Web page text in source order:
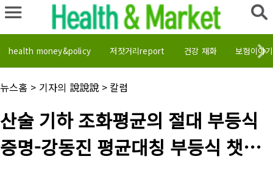
health money&policy 저잣거리report 건강 재화 보험이야기
채
널
뉴스홈 > 기자의 說說說 > 칼럼
기
사
목
산술 기하 조화평균의 절대 부등식
증명-강동진 평균대칭 부등식 챗GP